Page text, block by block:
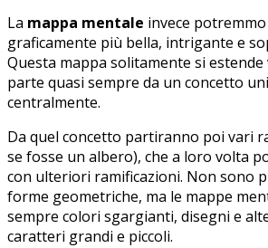
La mappa mentale invece
graficamente più bella, intrigante e
Questa mappa solitamente si
parte quasi sempre da un concetto
centralmente.
Da quel concetto partiranno poi vari
se fosse un albero), che a loro volta
con ulteriori ramificazioni. Non sono
forme geometriche, ma le mappe
sempre colori sgargianti, disegni e
caratteri grandi e piccoli.